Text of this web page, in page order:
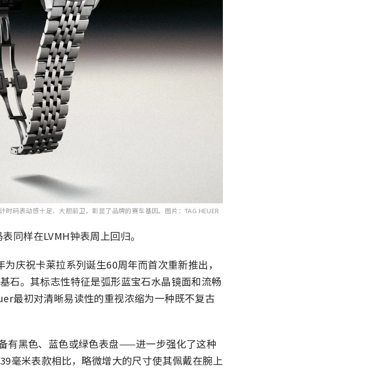
码表动感十足、大胆前卫，彰显了品牌的赛车基因。 图片：TAG HEUER
样在LVMH钟表周上回归。
庆祝卡莱拉系列诞生60周年而首次重新推出，
石。其标志性特征是弧形蓝宝石水晶镜面和流畅
最初对清晰易读性的重视浓缩为一种既不复古
有黑色、蓝色或绿色表盘——进一步强化了这种
毫米表款相比，略微增大的尺寸使其佩戴在腕上